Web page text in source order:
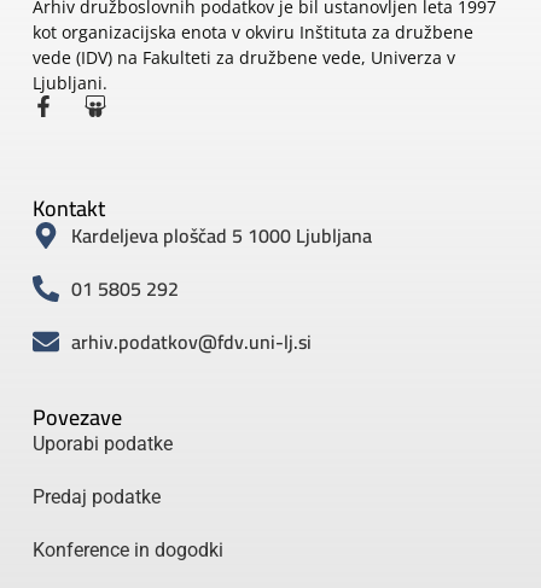
Arhiv družboslovnih podatkov je bil ustanovljen leta 1997
kot organizacijska enota v okviru Inštituta za družbene
vede (IDV) na Fakulteti za družbene vede, Univerza v
Ljubljani.
Povezave
Uporabi podatke
Predaj podatke
Konference in dogodki
Kontakt
Kardeljeva ploščad 5 1000 Ljubljana
01 5805 292
arhiv.podatkov@fdv.uni-lj.si